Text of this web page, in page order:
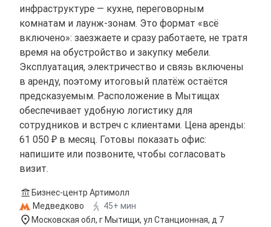
инфраструктуре — кухне, переговорным
комнатам и лаунж-зонам. Это формат «всё
включено»: заезжаете и сразу работаете, не тратя
время на обустройство и закупку мебели.
Эксплуатация, электричество и связь включены
в аренду, поэтому итоговый платёж остаётся
предсказуемым. Расположение в Мытищах
обеспечивает удобную логистику для
сотрудников и встреч с клиентами. Цена аренды:
61 050 ₽ в месяц. Готовы показать офис:
напишите или позвоните, чтобы согласовать
визит.
Бизнес-центр Артимолл
Медведково
45+ мин
Московская обл, г Мытищи, ул Станционная, д 7